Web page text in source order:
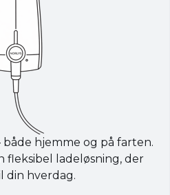
hjemme og på farten.
fleksibel ladeløsning, der
din hverdag.